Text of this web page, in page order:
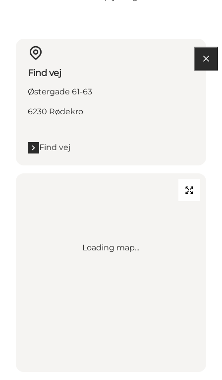
Find vej
Østergade 61-63
6230 Rødekro
Find vej
Loading map...